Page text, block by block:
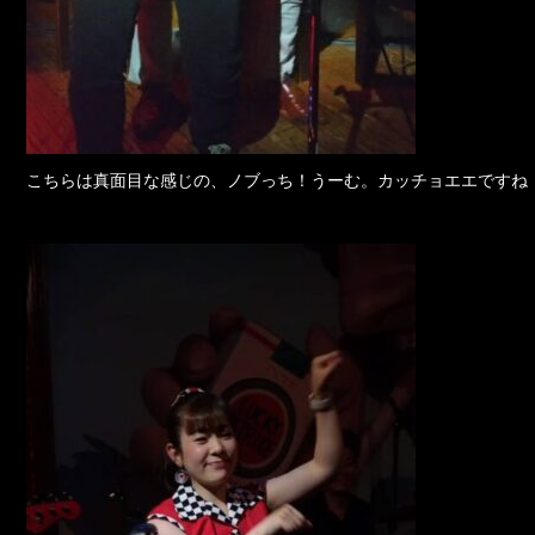
こちらは真面目な感じの、ノブっち！うーむ。カッチョエエですね